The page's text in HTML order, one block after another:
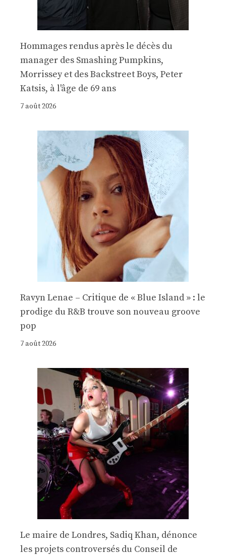
Hommages rendus après le décès du
manager des Smashing Pumpkins,
Morrissey et des Backstreet Boys, Peter
Katsis, à l'âge de 69 ans
7 août 2026
Ravyn Lenae – Critique de « Blue Island » : le
prodige du R&B trouve son nouveau groove
pop
7 août 2026
Le maire de Londres, Sadiq Khan, dénonce
les projets controversés du Conseil de